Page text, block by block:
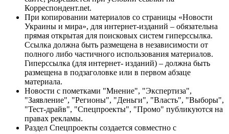
Корреспондент.net.
При копировании материалов со страницы «Новости
Украины и мира», для интернет-изданий – обязательна
прямая открытая для поисковых систем гиперссылка.
Ссылка должна быть размещена в независимости от
полного либо частичного использования материалов.
Гиперссылка (для интернет- изданий) – должна быть
размещена в подзаголовке или в первом абзаце
материала.
Новости с пометками "Мнение", "Экспертиза",
"Заявление", "Регионы", "Деньги", "Власть", "Выборы",
"Тест-драйв", "Спецпроекты", "Промо" публикуются на
правах рекламы.
Раздел Спецпроекты создается совместно с